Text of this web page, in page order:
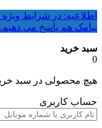
پیامک هم پاسخ می دهیم.
سبد خرید
0
هیچ محصولی در سبد
حساب کاربری